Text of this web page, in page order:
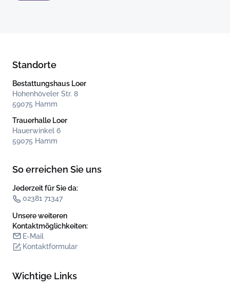
Standorte
Bestattungshaus Loer
Hohenhöveler Str. 8
59075 Hamm
Trauerhalle Loer
Hauerwinkel 6
59075 Hamm
So erreichen Sie uns
Jederzeit für Sie da:
02381 71347
Unsere weiteren
Kontakt­möglichkeiten:
E-Mail
Kontaktformular
Wichtige Links